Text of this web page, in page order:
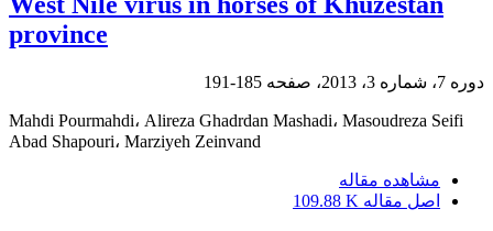
province
دوره 7، شماره 3، 2013، صفحه 185-191
Mahdi Pourmahdi، Alireza Ghadrdan Mashadi، Masoudreza Seifi
Abad Shapouri، Marziyeh Zeinvand
مشاهده مقاله
اصل مقاله 109.88 K